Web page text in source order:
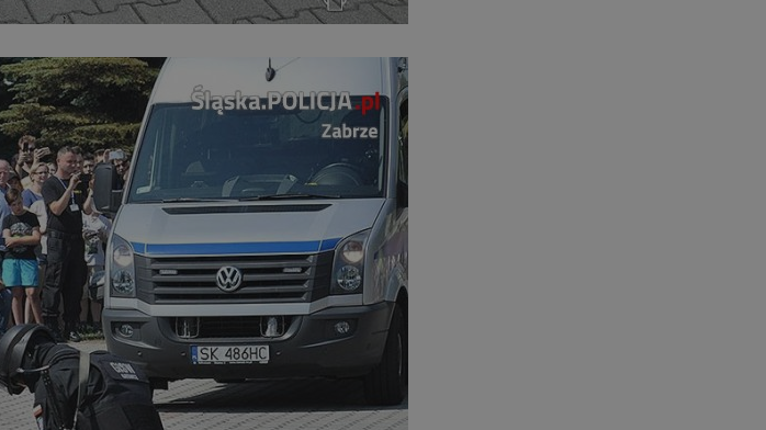
Ten plik cookie przechowuje identyfikator sesji.
to korzystne dla strony internetowej, ponieważ
umożliwia tworzenie ważnych raportów na temat
korzystania z jej witryny internetowej.
55
Ten plik cookie służy do rozróżniania ludzi i botów. Jest
to korzystne dla strony internetowej, ponieważ
umożliwia tworzenie ważnych raportów na temat
korzystania z jej witryny internetowej.
2 dni
Ten plik cookie jest używany przez usługę Cookie-
Script.com do zapamiętywania preferencji dotyczących
zgody użytkownika na pliki cookie. Jest to konieczne,
aby baner cookie Cookie-Script.com działał poprawnie.
4
Ten plik cookie przechowuje informacje o zgodzie
użytkownika oraz jego preferencjach dotyczących
prywatności podczas korzystania z witryny. Rejestruje
wybory dotyczące polityki prywatności i ustawień
zgody, zapewniając ich przestrzeganie w kolejnych
wizytach. Dzięki temu użytkownik nie musi ponownie
konfigurować swoich preferencji, co zwiększa wygodę i
zgodność z regulacjami ochrony danych.